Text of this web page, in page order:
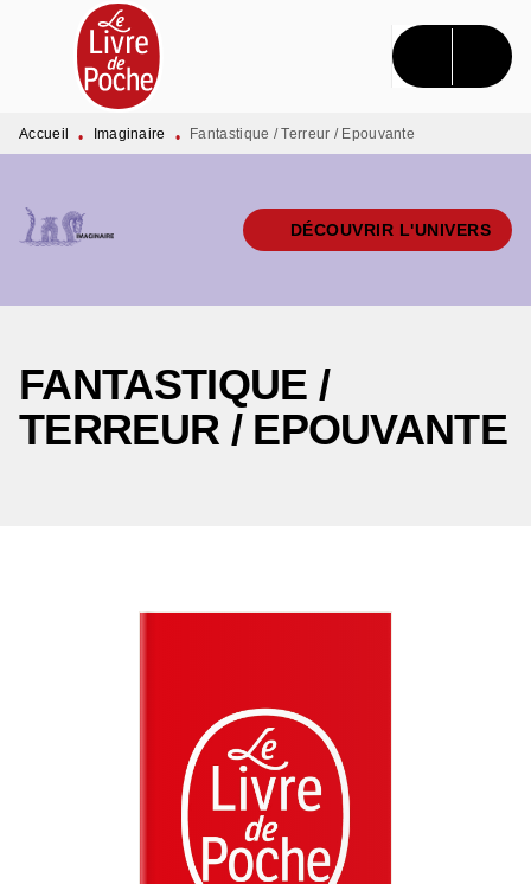
MENU RECHERCHE CONTENU
PIED DE PAGE
Accueil • Imaginaire • Fantastique / Terreur / Epouvante
DÉCOUVRIR L'UNIVERS
FANTASTIQUE /
TERREUR / EPOUVANTE